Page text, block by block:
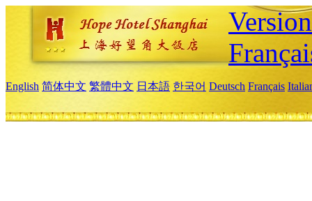
English 简体中文 繁體中文 日本語 한국어 Deutsch Français